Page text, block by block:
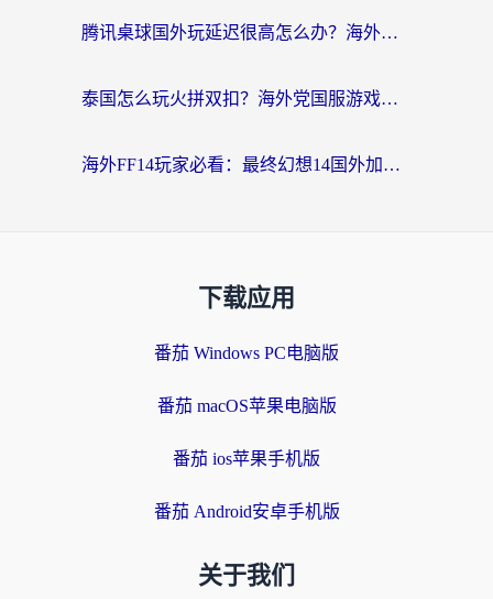
腾讯桌球国外玩延迟很高怎么办？海外党亲测有效的国服游戏加速指南
泰国怎么玩火拼双扣？海外党国服游戏加速终极指南（附暗区突围植物大战僵尸实测）
海外FF14玩家必看：最终幻想14国外加速器下载安装全攻略+卡顿解决秘籍
下载应用
番茄 Windows PC电脑版
番茄 macOS苹果电脑版
番茄 ios苹果手机版
番茄 Android安卓手机版
关于我们